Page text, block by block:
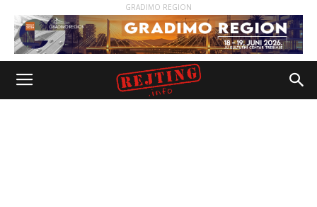
GRADIMO REGION